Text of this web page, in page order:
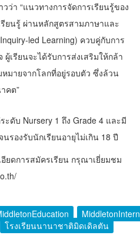
วว่า “แนวทางการจัดการเรียนรู้ของ
รียนรู้ ผ่านหลักสูตรสามภาษาและ
led Learning) ควบคู่กับการ
เรียนจะได้รับการส่งเสริมให้กล้า
มายจากโลกที่อยู่รอบตัว ซึ่งล้วน
คต”
ะดับ Nursery 1 ถึง Grade 4 และมี
รองรับนักเรียนอายุไม่เกิน 18 ปี
ยดการสมัครเรียน กรุณาเยี่ยมชม
โรงเรียนนานาชาติมิดเดิลตัน